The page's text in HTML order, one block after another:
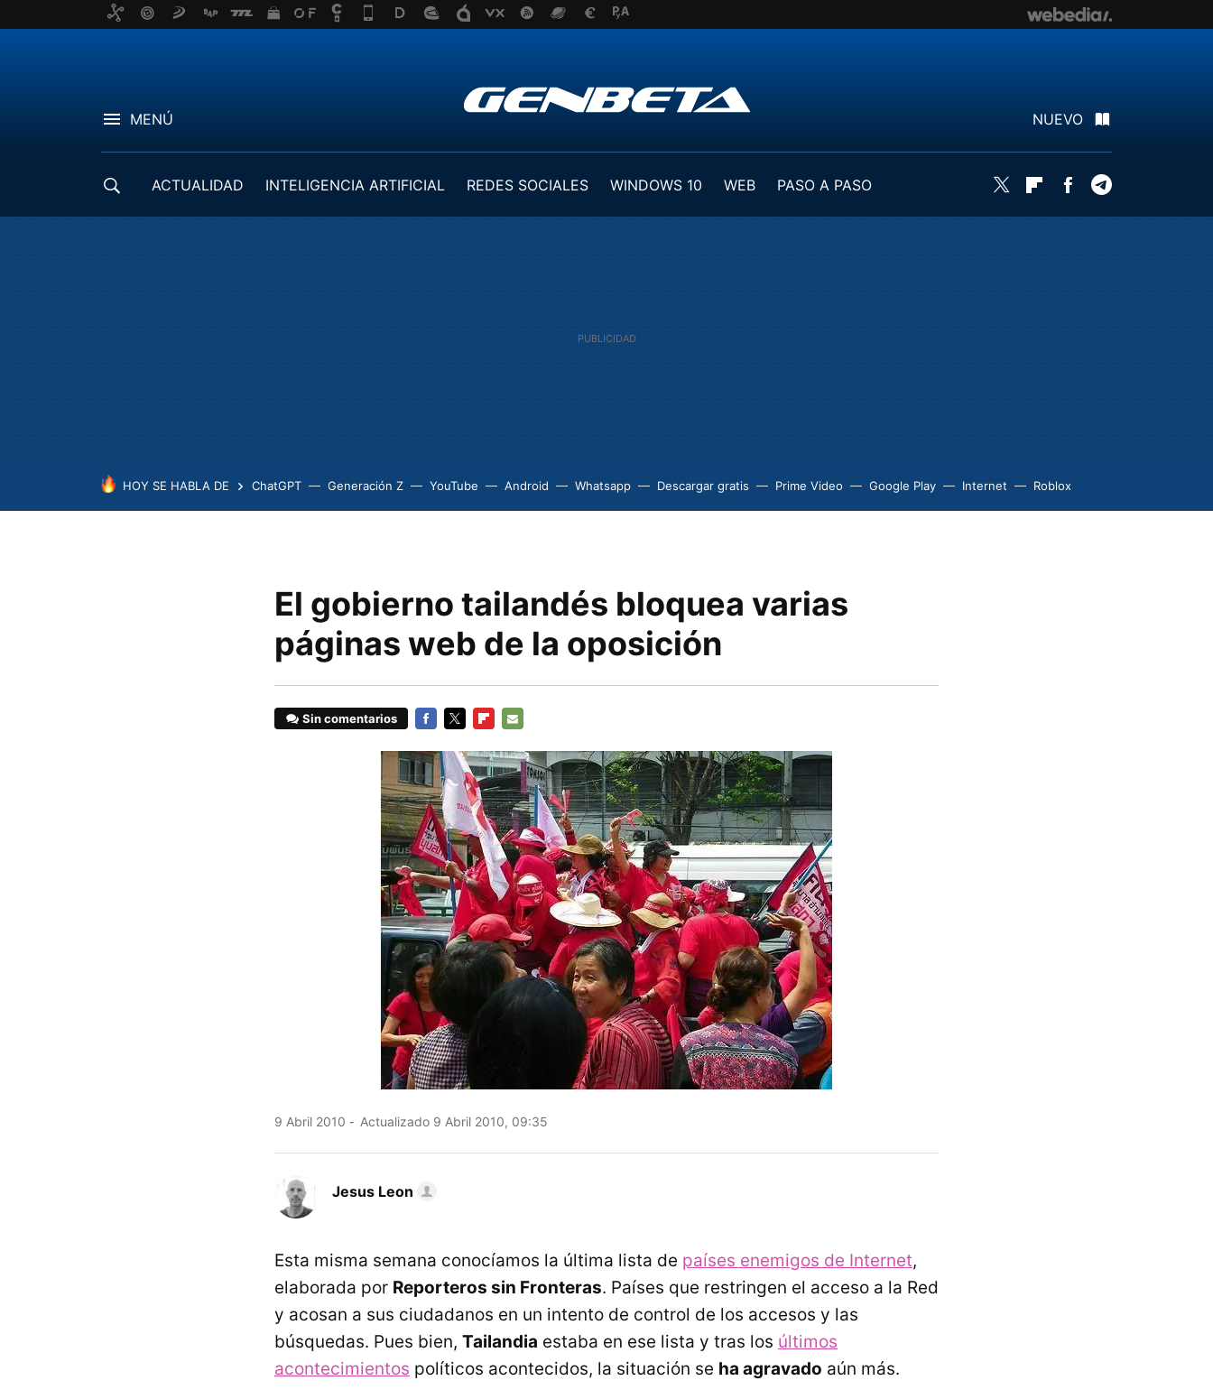
MENÚ NUEVO
ACTUALIDAD INTELIGENCIA ARTIFICIAL REDES SOCIALES WINDOWS 10 WEB
PASO A PASO
Twitter FlipboardFacebook
HOY SE HABLA DE ChatGPT Generación Z YouTube Android Whatsapp Descargar gratis Prime Video Google Play Internet Roblox
El gobierno tailandés bloquea varias
páginas web de la oposición
Sin comentarios
MAIL
9 Abril 2010 Actualizado 9 Abril 2010, 09:35
Jesus Leon
Esta misma semana conocíamos la última lista de países enemigos de Internet,
elaborada por Reporteros sin Fronteras. Países que restringen el acceso a la Red
y acosan a sus ciudadanos en un intento de control de los accesos y las
búsquedas. Pues bien, Tailandia estaba en ese lista y tras los últimos
acontecimientos políticos acontecidos, la situación se ha agravado aún más.